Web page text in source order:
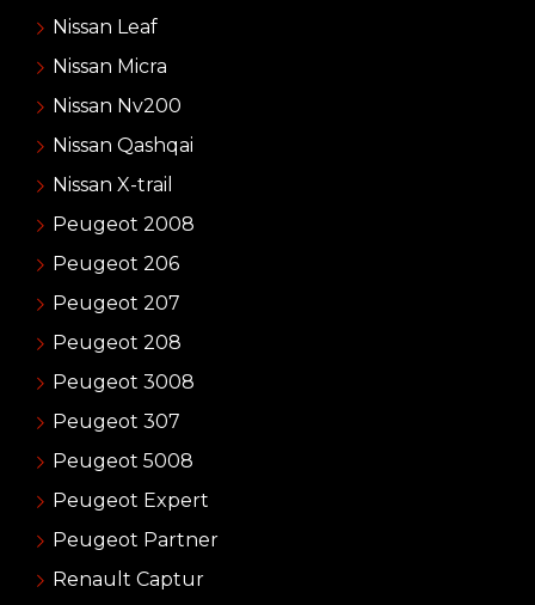
Nissan Leaf
Nissan Micra
Nissan Nv200
Nissan Qashqai
Nissan X-trail
Peugeot 2008
Peugeot 206
Peugeot 207
Peugeot 208
Peugeot 3008
Peugeot 307
Peugeot 5008
Peugeot Expert
Peugeot Partner
Renault Captur